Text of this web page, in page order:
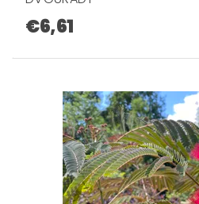
€6,61